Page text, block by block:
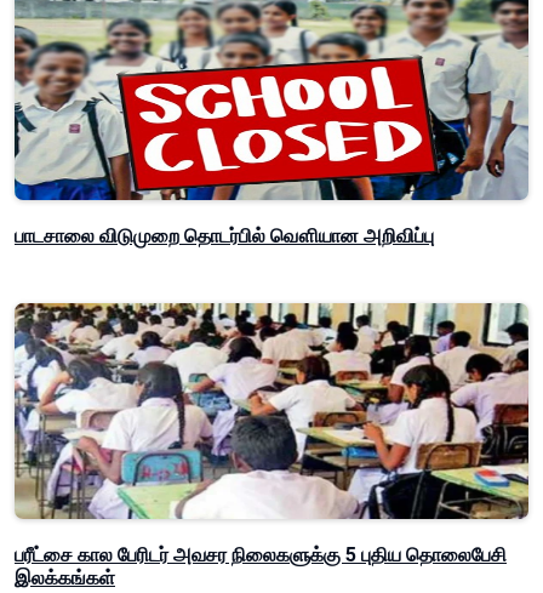
பாடசாலை விடுமுறை தொடர்பில் வௌியான அறிவிப்பு
பரீட்சை கால பேரிடர் அவசர நிலைகளுக்கு 5 புதிய தொலைபேசி
இலக்கங்கள்